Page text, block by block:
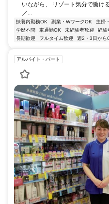
いながら、 リゾート気分で働け
／...
扶養内勤務OK 副業・WワークOK 主婦
学歴不問
車通勤OK 未経験者歓迎 経験
長期歓迎
フルタイム歓迎 週2・3日から
アルバイト・パート